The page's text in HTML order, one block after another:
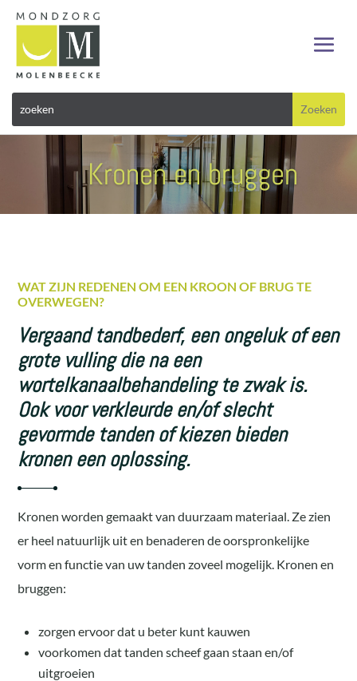
Kronen en bruggen
WAT ZIJN REDENEN OM EEN KROON OF BRUG TE
OVERWEGEN?
Vergaand tandbederf, een ongeluk of een
grote vulling die na een
wortelkanaalbehandeling te zwak is.
Ook voor verkleurde en/of slecht
gevormde tanden of kiezen bieden
kronen een oplossing.
Kronen worden gemaakt van duurzaam materiaal. Ze zien
er heel natuurlijk uit en benaderen de oorspronkelijke
vorm en functie van uw tanden zoveel mogelijk. Kronen en
bruggen:
zorgen ervoor dat u beter kunt kauwen
voorkomen dat tanden scheef gaan staan en/of
uitgroeien